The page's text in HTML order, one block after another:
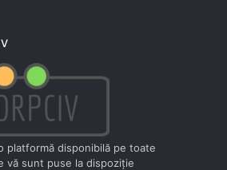
platformă disponibilă pe toate
vă sunt puse la dispoziţie